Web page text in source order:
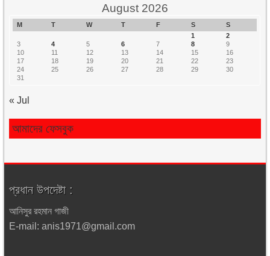
August 2026
M T W T F S
S
1
2
3
4 5 6 7 8
9
10
11 12 13 14 15
16
17
18 19 20 21 22
23
24
25 26 27 28 29
30
31
« Jul
আমাদের ফেসবুক
প্রধান উপদেষ্টা :
আনিসুর রহমান গাজী
E-mail: anis1971@gmail.com